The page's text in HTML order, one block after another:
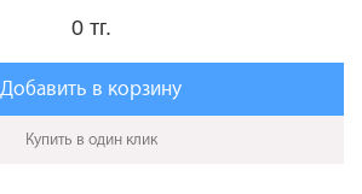
0 тг.
Добавить в корзину
Купить в один клик